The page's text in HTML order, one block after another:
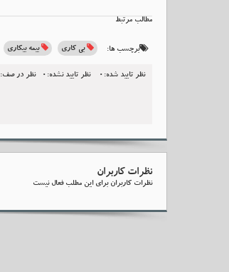
مطالب مرتبط
برچسب ها: بی کاری بیمه بیکاری
نظر تایید شده:0 نظر تایید نشده:0 نظر در صف:0
نظرات کاربران
نظرات کاربران برای این مطلب فعال نیست